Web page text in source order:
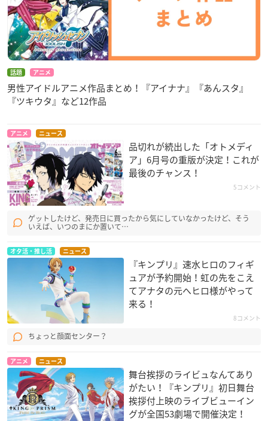
話題 アニメ
男性アイドルアニメ作品まとめ！『アイナナ』『あんスタ』
『ツキウタ』など12作品
アニメ ニュース
品切れが続出した「オトメディ
ア」6月号の重版が決定！これが
最後のチャンス！
5コメント
ゲットしたけど、発売日に買ったから気にしていなかったけど、そう
いえば、いつのまにか置いて…
オタ活・推し活 ニュース
『キンプリ』速水ヒロのフィギ
ュアが予約開始！虹の先をこえ
てアナタの元へヒロ様がやって
来る！
8コメント
ちょっと顔面センター？
アニメ ニュース
舞台挨拶のライビュなんてあり
がたい！『キンプリ』初日舞台
挨拶付上映のライブビューイン
グが全国53劇場で開催決定！